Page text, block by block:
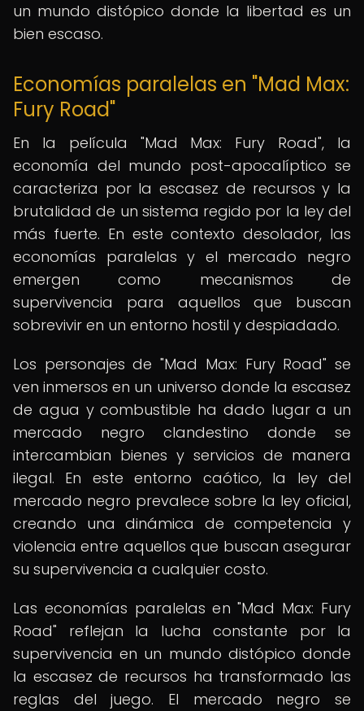
un mundo distópico donde la libertad es un
bien escaso.
Economías paralelas en "Mad Max:
Fury Road"
En la película "Mad Max: Fury Road", la
economía del mundo post-apocalíptico se
caracteriza por la escasez de recursos y la
brutalidad de un sistema regido por la ley del
más fuerte. En este contexto desolador, las
economías paralelas y el mercado negro
emergen como mecanismos de
supervivencia para aquellos que buscan
sobrevivir en un entorno hostil y despiadado.
Los personajes de "Mad Max: Fury Road" se
ven inmersos en un universo donde la escasez
de agua y combustible ha dado lugar a un
mercado negro clandestino donde se
intercambian bienes y servicios de manera
ilegal. En este entorno caótico, la ley del
mercado negro prevalece sobre la ley oficial,
creando una dinámica de competencia y
violencia entre aquellos que buscan asegurar
su supervivencia a cualquier costo.
Las economías paralelas en "Mad Max: Fury
Road" reflejan la lucha constante por la
supervivencia en un mundo distópico donde
la escasez de recursos ha transformado las
reglas del juego. El mercado negro se